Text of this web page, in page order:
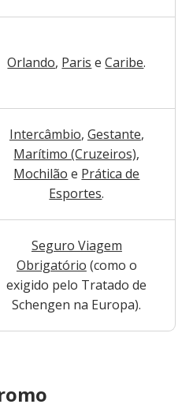
Orlando, Paris e Caribe.
Intercâmbio, Gestante,
Marítimo (Cruzeiros),
Mochilão e Prática de
Esportes.
Seguro Viagem
Obrigatório (como o
exigido pelo Tratado de
Schengen na Europa).